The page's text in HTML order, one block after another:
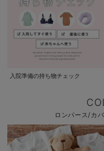
入院準備の持ち物チェック
ロンパース/カ